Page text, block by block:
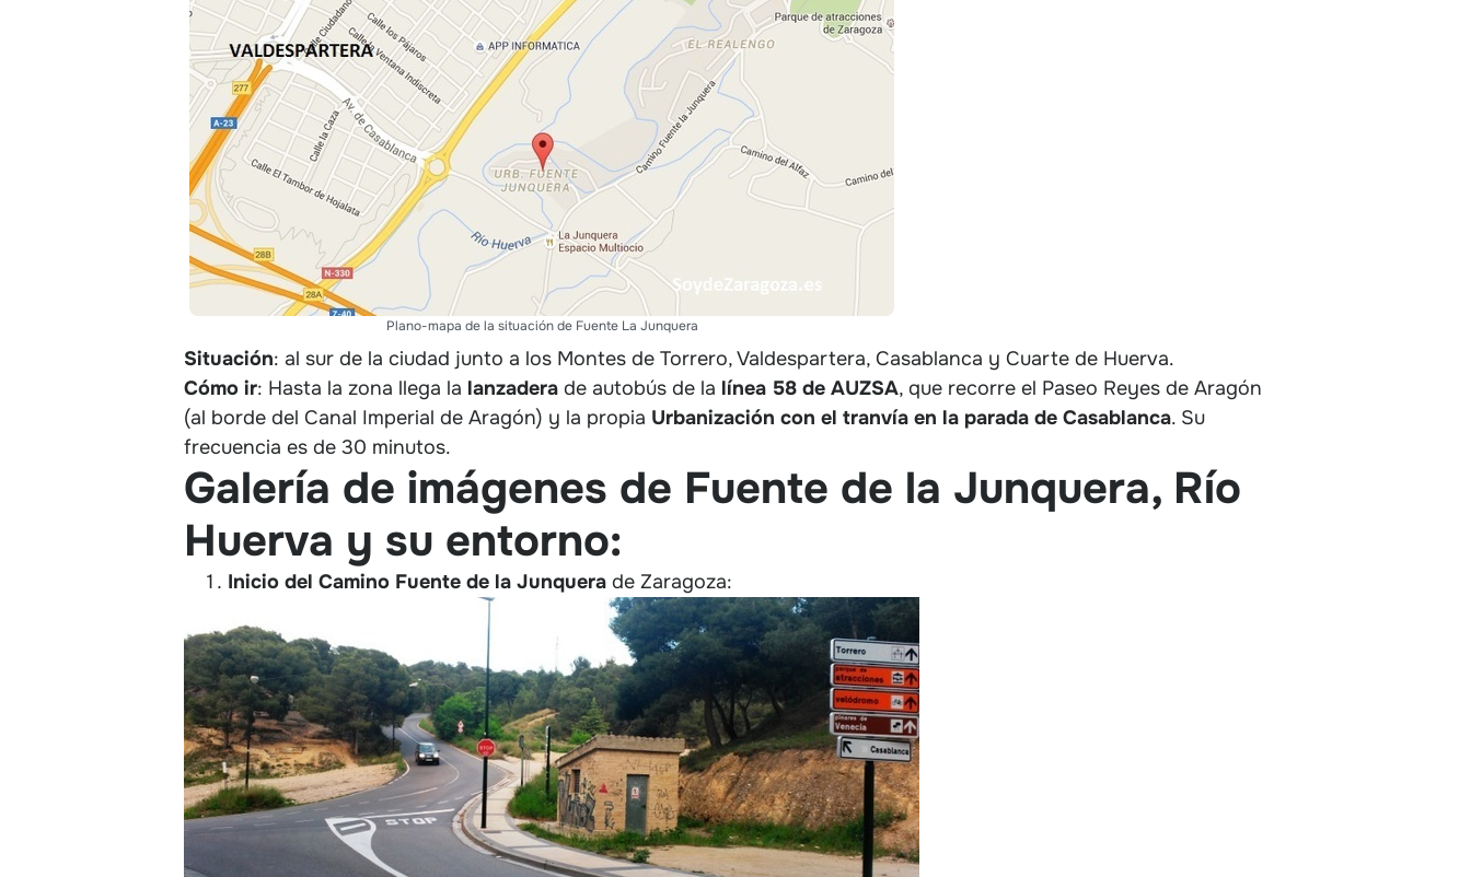
Plano-mapa de la situación de Fuente La Junquera
Situación: al sur de la ciudad junto a los Montes de Torrero, Valdespartera, Casablanca y Cuarte de Huerva.
Cómo ir: Hasta la zona llega la lanzadera de autobús de la línea 58 de AUZSA, que recorre el Paseo Reyes de Aragón
(al borde del Canal Imperial de Aragón) y la propia Urbanización con el tranvía en la parada de Casablanca. Su
frecuencia es de 30 minutos.
Galería de imágenes de Fuente de la Junquera, Río
Huerva y su entorno:
Inicio del Camino Fuente de la Junquera de Zaragoza: